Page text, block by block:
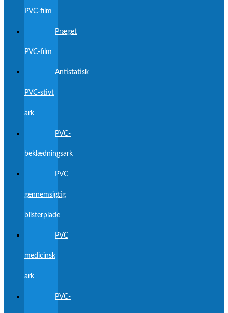
PVC-film
Præget
PVC-film
Antistatisk
PVC-stivt
ark
PVC-
beklædningsark
PVC
gennemsigtig
blisterplade
PVC
medicinsk
ark
PVC-